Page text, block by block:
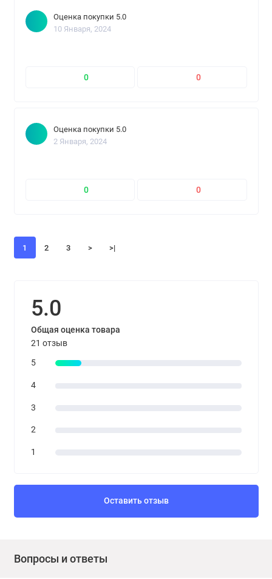
Оценка покупки 5.0
10 Января, 2024
0 0
Оценка покупки 5.0
2 Января, 2024
0 0
1 2 3 > >|
5.0
Общая оценка товара
21 отзыв
5
4
3
2
1
Оставить отзыв
Вопросы и ответы